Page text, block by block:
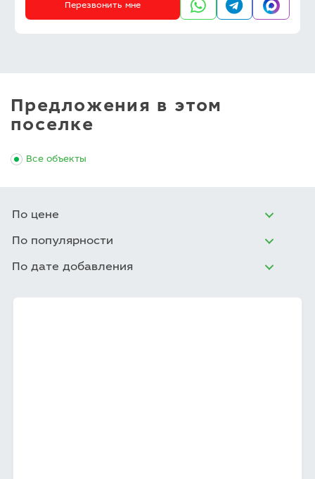
Перезвонить мне
Предложения в этом
поселке
Все объекты
По цене
По популярности
По дате добавления